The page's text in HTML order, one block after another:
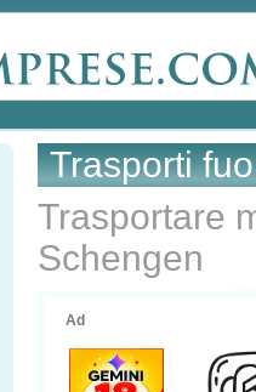
Trasporti
Trasportare
Schengen